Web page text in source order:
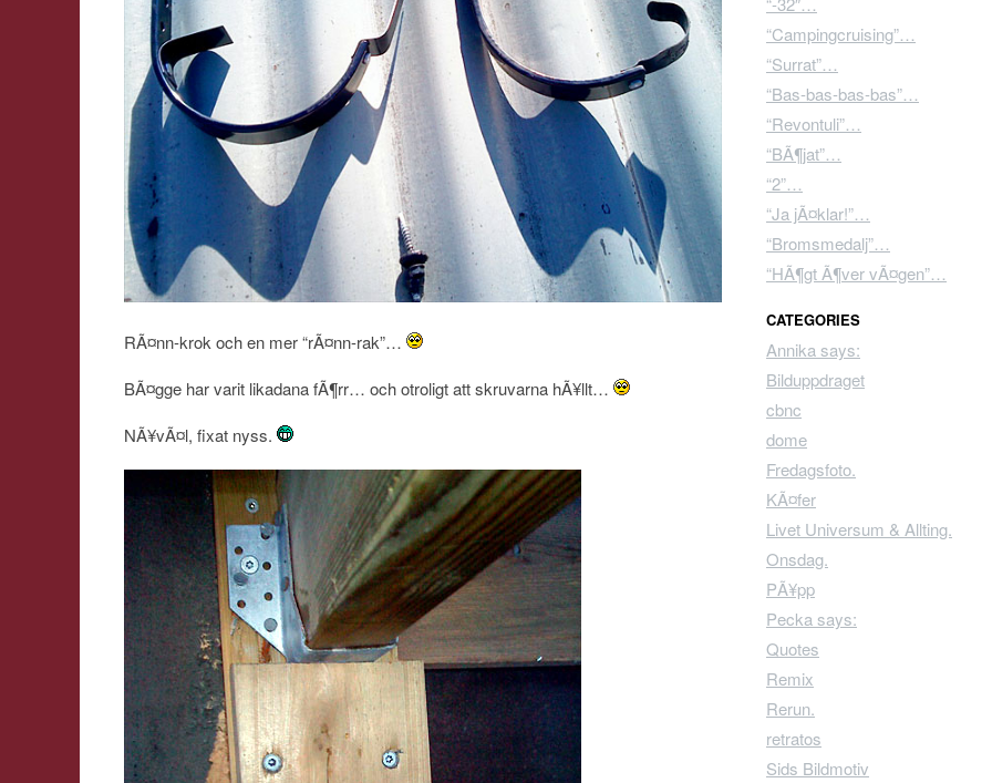
RÃ¤nn-krok och en mer “rÃ¤nn-rak”…
BÃ¤gge har varit likadana fÃ¶rr… och otroligt att skruvarna hÃ¥llt…
NÃ¥vÃ¤l, fixat nyss.
“Campingcruising”…
“Surrat”…
“Bas-bas-bas-bas”…
“Revontuli”…
“BÃ¶jat”…
“2”…
“Ja jÃ¤klar!”…
“Bromsmedalj”…
“HÃ¶gt Ã¶ver vÃ¤gen”…
CATEGORIES
Annika says:
Bilduppdraget
cbnc
dome
Fredagsfoto.
KÃ¤fer
Livet Universum & Allting.
Onsdag.
PÃ¥pp
Pecka says:
Quotes
Remix
Rerun.
retratos
Sids Bildmotiv